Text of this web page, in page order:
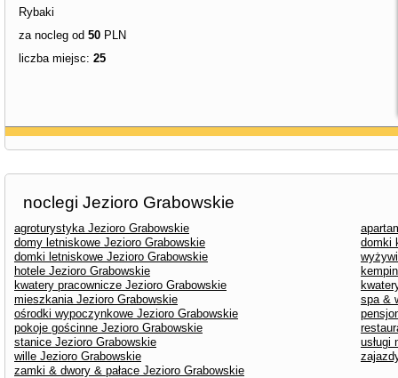
Rybaki
za nocleg od 50 PLN
liczba miejsc: 25
noclegi Jezioro Grabowskie
agroturystyka Jezioro Grabowskie
domy letniskowe Jezioro Grabowskie
domki
domki letniskowe Jezioro Grabowskie
hotele Jezioro Grabowskie
kwatery pracownicze Jezioro Grabowskie
mieszkania Jezioro Grabowskie
spa &
ośrodki wypoczynkowe Jezioro Grabowskie
pokoje gościnne Jezioro Grabowskie
stanice Jezioro Grabowskie
usługi
wille Jezioro Grabowskie
zamki & dwory & pałace Jezioro Grabowskie